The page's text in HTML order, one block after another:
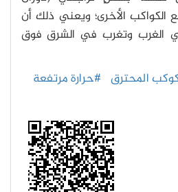
الأخرى؛ ويعني ذلك أن
الغرب وتغرب في الشرق فوق
المحترق #حرارة مرتفعة